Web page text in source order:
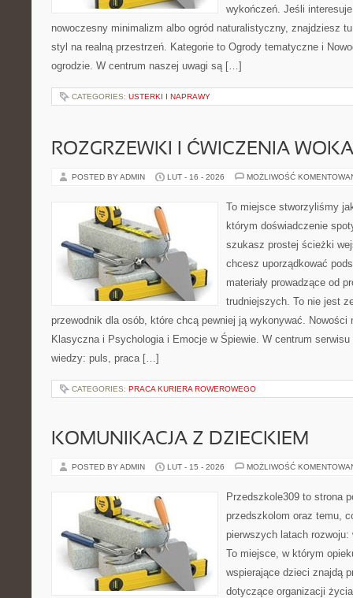
wykończeń. Jeśli
nowoczesny minimalizm albo ogród naturalistyczny, znajdziesz
styl na realną przestrzeń. Kategorie to Ogrody tematyczne i
ogrodzie. W centrum naszej uwagi są […]
CATEGORIES: USTERKI I NAPRAWY
ROZGRZEWKI I ĆWICZENIA
POSTED BY ADMIN LUT - 16 - 2026 MOŻLIWOŚĆ
To miejsce stworzyliśmy
którym doświadczenie
szukasz prostej ścieżki
chcesz uporządkować
materiały prowadzące od
trudniejszych. To nie jest
przewodnik dla osób, które chcą pewniej ją wykonywać. Nowości
Klasyczna i Psychologia i Emocje w Śpiewie. W centrum
wiedzy: puls, praca […]
CATEGORIES: PRACA KURIERA ROWEROWEGO
KOMUNIKACJA Z DZIECKIEM
POSTED BY ADMIN LUT - 15 - 2026 MOŻLIWOŚĆ
Przedszkole309 to strona
przedszkolom oraz temu,
pierwszych latach
To miejsce, w którym
wspierające dzieci znajdą
dotyczące organizacji